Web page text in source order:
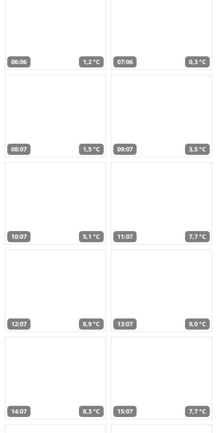
06:06 1,2 °C 07:06 0,3 °C
08:07 1,5 °C 09:07 3,5 °C
10:07 5,1 °C 11:07 7,7 °C
12:07 8,9 °C 13:07 9,0 °C
14:07 8,3 °C 15:07 7,7 °C